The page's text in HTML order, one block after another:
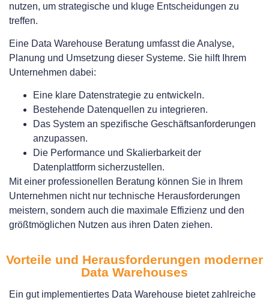
nutzen, um strategische und kluge Entscheidungen zu
treffen.
Eine Data Warehouse Beratung umfasst die Analyse,
Planung und Umsetzung dieser Systeme. Sie hilft Ihrem
Unternehmen dabei:
Eine klare Datenstrategie zu entwickeln.
Bestehende Datenquellen zu integrieren.
Das System an spezifische Geschäftsanforderungen
anzupassen.
Die Performance und Skalierbarkeit der
Datenplattform sicherzustellen.
Mit einer professionellen Beratung können Sie in Ihrem
Unternehmen nicht nur technische Herausforderungen
meistern, sondern auch die maximale Effizienz und den
größtmöglichen Nutzen aus ihren Daten ziehen.
Vorteile und Herausforderungen moderner
Data Warehouses
Ein gut implementiertes Data Warehouse bietet zahlreiche